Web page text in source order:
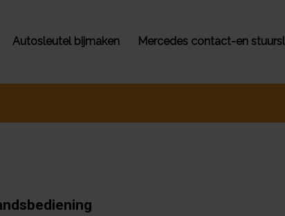
Autosleutel bijmaken Mercedes contact-en